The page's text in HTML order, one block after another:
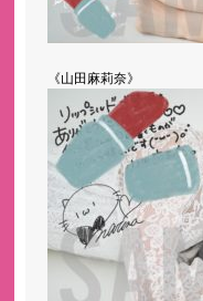
《山田麻莉奈》